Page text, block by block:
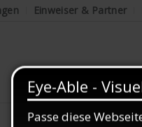
Einweiser & Partner